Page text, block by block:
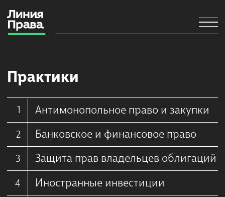
Практики
1 Антимонопольное право и закупки
2 Банковское и финансовое право
3 Защита прав владельцев облигаций
4 Иностранные инвестиции